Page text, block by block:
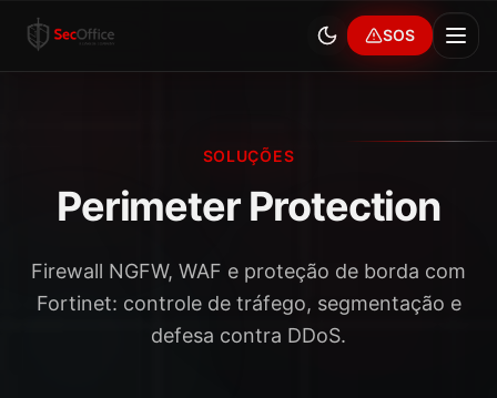
SOS
SOLUÇÕES
Perimeter Protection
Firewall NGFW, WAF e proteção de borda com
Fortinet: controle de tráfego, segmentação e
defesa contra DDoS.